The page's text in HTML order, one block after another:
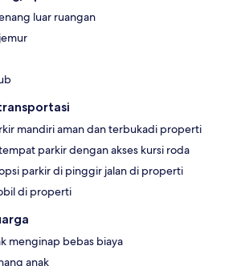
luar ruangan
mandiri aman dan terbukadi properti
parkir dengan akses kursi roda
parkir di pinggir jalan di properti
di properti
menginap bebas biaya
anak